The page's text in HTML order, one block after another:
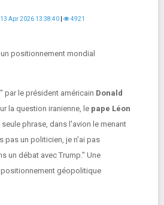
13 Apr 2026 13:38:40 4921
positionnement mondial
par le président américain Donald
la question iranienne, le pape Léon
phrase, dans l'avion le menant
pas un politicien, je n'ai pas
un débat avec Trump." Une
positionnement géopolitique